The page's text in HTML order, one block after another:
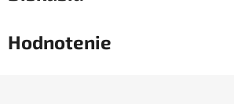
Hodnotenie